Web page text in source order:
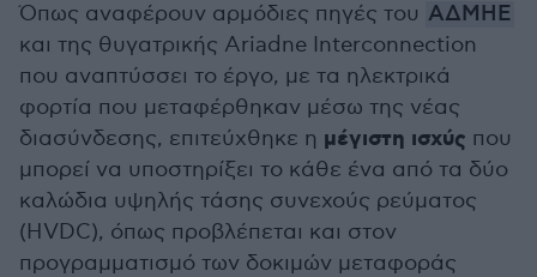
Όπως αναφέρουν αρμόδιες πηγές του ΑΔΜΗΕ
και της θυγατρικής Ariadne Interconnection
που αναπτύσσει το έργο, με τα ηλεκτρικά
φορτία που μεταφέρθηκαν μέσω της νέας
διασύνδεσης, επιτεύχθηκε η μέγιστη ισχύς που
μπορεί να υποστηρίξει το κάθε ένα από τα δύο
καλώδια υψηλής τάσης συνεχούς ρεύματος
(HVDC), όπως προβλέπεται και στον
προγραμματισμό των δοκιμών μεταφοράς